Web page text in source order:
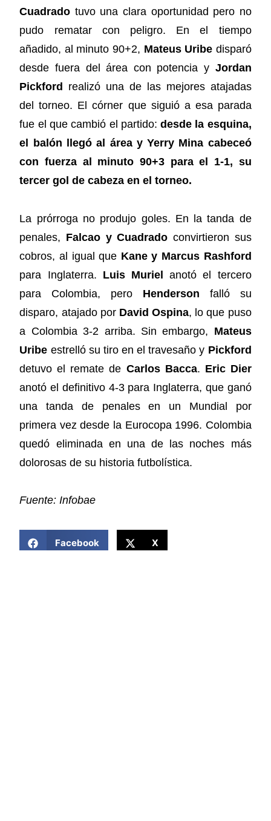
Cuadrado tuvo una clara oportunidad pero no
pudo rematar con peligro. En el tiempo
añadido, al minuto 90+2, Mateus Uribe disparó
desde fuera del área con potencia y Jordan
Pickford
realizó una de las mejores atajadas
del torneo. El córner que siguió a esa parada
fue el que cambió el partido:desde la esquina,
el balón llegó al área y Yerry Mina cabeceó
con fuerza al minuto 90+3 para el 1-1, su
tercer gol de cabeza en el torneo.
La prórroga no produjo goles. En la tanda de
penales, Falcao y Cuadrado convirtieron sus
cobros, al igual que Kane y Marcus Rashford
para Inglaterra. Luis Muriel anotó el tercero
para Colombia, pero Henderson falló su
disparo, atajado por David Ospina, lo que puso
a Colombia 3-2 arriba. Sin embargo, Mateus
Uribe estrelló su tiro en el travesaño y Pickford
detuvo el remate de Carlos Bacca. Eric Dier
anotó el definitivo 4-3 para Inglaterra, que ganó
una tanda de penales en un Mundial por
primera vez desde la Eurocopa 1996. Colombia
quedó eliminada en una de las noches más
dolorosas de su historia futbolística.
Fuente: Infobae
Facebook X